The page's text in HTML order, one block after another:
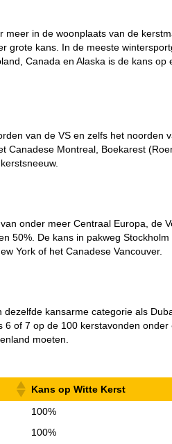
meer in de woonplaats van de
grote kans. In de meeste
Canada en Alaska is de kans op
van de VS en zelfs het noorden
Canadese Montreal, Boekarest
onder meer Centraal Europa, de
50%. De kans in pakweg
York of het Canadese Vancouver.
kansarme categorie als
of 7 op de 100 kerstavonden onder
moeten.
Kans op Witte Kerst
100%
100%